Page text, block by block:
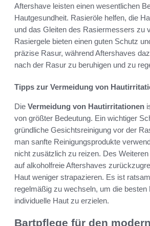
Aftershave leisten einen wesentlichen
Hautgesundheit. Rasieröle helfen, die
und das Gleiten des Rasiermessers zu
Rasiergele bieten einen guten Schutz
präzise Rasur, während Aftershaves
nach der Rasur zu beruhigen und zu
Tipps zur Vermeidung von
Die Vermeidung von Hautirritationen
von größter Bedeutung. Ein wichtiger
gründliche Gesichtsreinigung vor der
man sanfte Reinigungsprodukte
nicht zusätzlich zu reizen. Des
auf alkoholfreie Aftershaves
Haut weniger strapazieren. Es ist
regelmäßig zu wechseln, um die besten
individuelle Haut zu erzielen.
Bartpflege für den